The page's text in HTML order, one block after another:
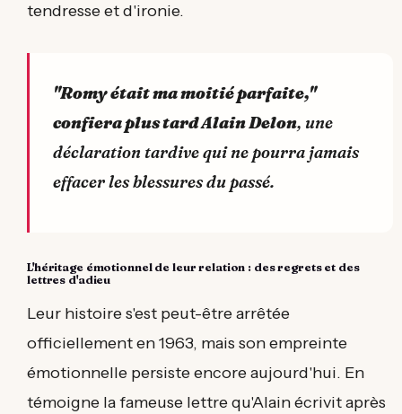
tendresse et d'ironie.
"Romy était ma moitié parfaite,"
confiera plus tard Alain Delon, une
déclaration tardive qui ne pourra jamais
effacer les blessures du passé.
L'héritage émotionnel de leur relation : des regrets et des
lettres d'adieu
Leur histoire s'est peut-être arrêtée
officiellement en 1963, mais son empreinte
émotionnelle persiste encore aujourd'hui. En
témoigne la fameuse lettre qu'Alain écrivit après